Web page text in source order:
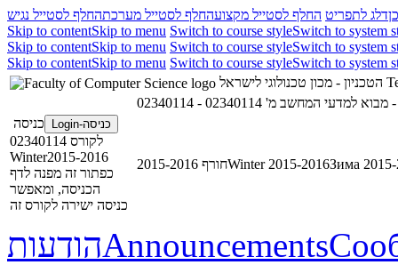
דלג לתפריט החלף לסטייל מקצועהחלף לסטייל מערכתהחלף לסטייל נגיש
Skip to contentSkip to menu Switch to course styleSwitch to system
Skip to contentSkip to menu Switch to course styleSwitch to system
Skip to contentSkip to menu Switch to course styleSwitch to system
02340114 - מבוא למדעי המחשב מ'
כניסה-Login
כניסה
לקורס 02340114
Winter2015-2016
כפתור זה מפנה לדף
הכניסה, ומאפשר
כניסה ישירה לקורס זה
חורף 2015-2016Winter 2015-2016Зима
הודעותAnnouncements